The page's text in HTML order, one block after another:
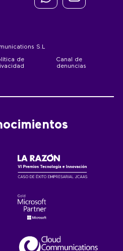
S.L
de
Canal de
denuncias